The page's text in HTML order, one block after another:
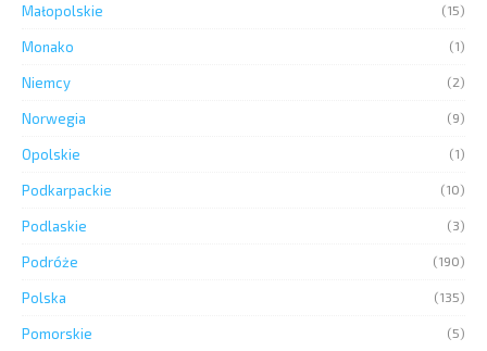
Małopolskie (15)
Monako (1)
Niemcy (2)
Norwegia (9)
Opolskie (1)
Podkarpackie (10)
Podlaskie (3)
Podróże (190)
Polska (135)
Pomorskie (5)